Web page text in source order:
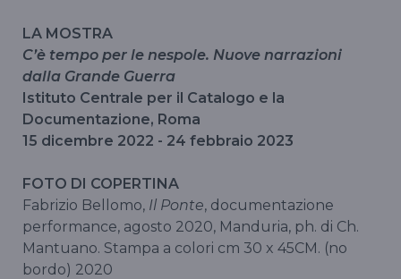
LA MOSTRA
C’è tempo per le nespole. Nuove narrazioni
dalla Grande Guerra
Istituto Centrale per il Catalogo e la
Documentazione, Roma
15 dicembre 2022 - 24 febbraio 2023
FOTO DI COPERTINA
Fabrizio Bellomo, Il Ponte, documentazione
performance, agosto 2020, Manduria, ph. di Ch.
Mantuano. Stampa a colori cm 30 x 45CM. (no
bordo) 2020